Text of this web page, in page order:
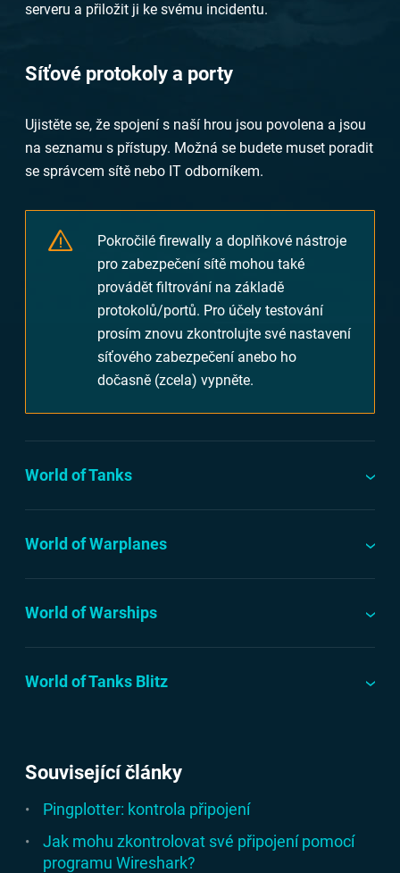
serveru a přiložit ji ke svému incidentu.
Síťové protokoly a porty
Ujistěte se, že spojení s naší hrou jsou povolena a jsou
na seznamu s přístupy. Možná se budete muset poradit
se správcem sítě nebo IT odborníkem.
Pokročilé firewally a doplňkové nástroje
pro zabezpečení sítě mohou také
provádět filtrování na základě
protokolů/portů. Pro účely testování
prosím znovu zkontrolujte své nastavení
síťového zabezpečení anebo ho
dočasně (zcela) vypněte.
World of Tanks
World of Warplanes
World of Warships
World of Tanks Blitz
Související články
Pingplotter: kontrola připojení
Jak mohu zkontrolovat své připojení pomocí
programu Wireshark?